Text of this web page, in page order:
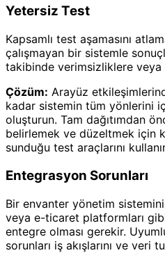
Yetersiz Test
Kapsamlı test aşamasını
çalışmayan bir sistemle
takibinde verimsizliklere
Çözüm: Arayüz
kadar sistemin tüm yönlerini
oluşturun. Tam dağıtımdan
belirlemek ve düzeltmek için
sunduğu test araçlarını
Entegrasyon Sorunları
Bir envanter yönetim
veya e-ticaret platformları
entegre olması gerekir.
sorunları iş akışlarını ve veri